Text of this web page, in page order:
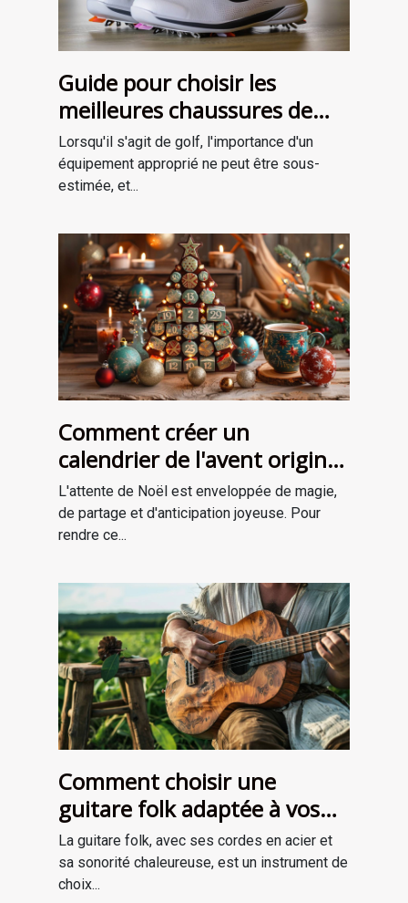
Guide pour choisir les
meilleures chaussures de
golf adaptées à votre style
de jeu
Lorsqu'il s'agit de golf, l'importance d'un
équipement approprié ne peut être sous-
estimée, et...
Comment créer un
calendrier de l'avent original
pour attendre Noël
L'attente de Noël est enveloppée de magie,
de partage et d'anticipation joyeuse. Pour
rendre ce...
Comment choisir une
guitare folk adaptée à vos
besoins
La guitare folk, avec ses cordes en acier et
sa sonorité chaleureuse, est un instrument de
choix...